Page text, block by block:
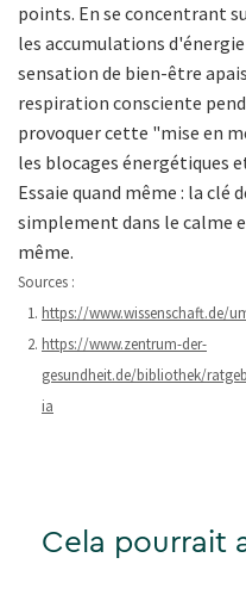
points. En se concentrant
les accumulations
sensation de bien-être
respiration consciente
provoquer cette "mise en
les blocages énergétiques
Essaie quand même : la clé
simplement dans le calme
même.
Sources :
https://www.wissenschaft.de/
https://www.zentrum-der-
gesundheit.de/bibliothek/
ia
Cela pourrait